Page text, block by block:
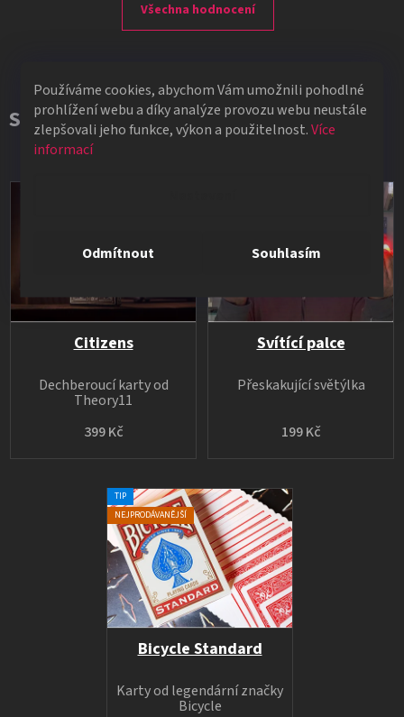
Používáme cookies, abychom Vám umožnili pohodlné
prohlížení webu a díky analýze provozu webu neustále
zlepšovali jeho funkce, výkon a použitelnost.Více
informací
Odmítnout Souhlasím
Všechna hodnocení
Související produkty
Citizens
399 Kč
Dechberoucí karty od
Theory11
Svítící palce
199 Kč
Přeskakující světýlka
TIP
NEJPRODÁVANĚJŠÍ
Bicycle Standard
Karty od legendární značky
Bicycle